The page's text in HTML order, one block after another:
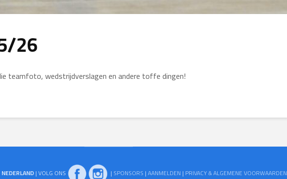
26
teamfoto, wedstrijdverslagen en andere toffe dingen!
| VOLG ONS | SPONSORS |AANMELDEN | PRIVACY & ALGEMENE VOORWAARDEN